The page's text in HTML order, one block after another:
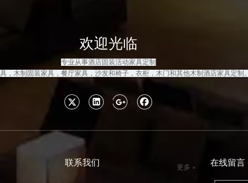
欢迎光临
专业从事酒店固装活动家具定制
，木制固装家具 ，餐厅家具，沙发和椅子，衣柜，木门和其他木制酒店家具定制 。
联系我们 更多 » 在线留言